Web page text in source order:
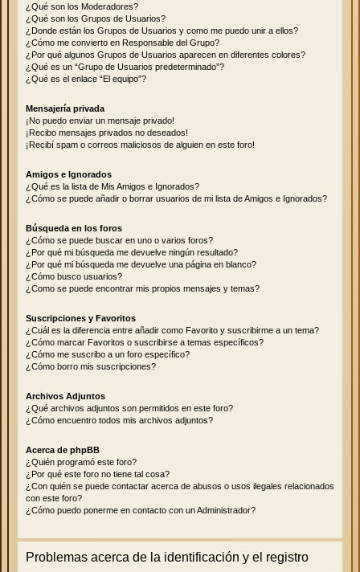
¿Qué son los Moderadores?
¿Qué son los Grupos de Usuarios?
¿Donde están los Grupos de Usuarios y como me puedo unir a ellos?
¿Cómo me convierto en Responsable del Grupo?
¿Por qué algunos Grupos de Usuarios aparecen en diferentes colores?
¿Qué es un “Grupo de Usuarios predeterminado”?
¿Qué es el enlace “El equipo”?
Mensajería privada
¡No puedo enviar un mensaje privado!
¡Recibo mensajes privados no deseados!
¡Recibí spam o correos maliciosos de alguien en este foro!
Amigos e Ignorados
¿Qué es la lista de Mis Amigos e Ignorados?
¿Cómo se puede añadir o borrar usuarios de mi lista de Amigos e Ignorados?
Búsqueda en los foros
¿Cómo se puede buscar en uno o varios foros?
¿Por qué mi búsqueda me devuelve ningún resultado?
¿Por qué mi búsqueda me devuelve una página en blanco?
¿Cómo busco usuarios?
¿Como se puede encontrar mis propios mensajes y temas?
Suscripciones y Favoritos
¿Cuál es la diferencia entre añadir como Favorito y suscribirme a un tema?
¿Cómo marcar Favoritos o suscribirse a temas específicos?
¿Cómo me suscribo a un foro específico?
¿Cómo borro mis suscripciones?
Archivos Adjuntos
¿Qué archivos adjuntos son permitidos en este foro?
¿Cómo encuentro todos mis archivos adjuntos?
Acerca de phpBB
¿Quién programó este foro?
¿Por qué este foro no tiene tal cosa?
¿Con quién se puede contactar acerca de abusos o usos ilegales relacionados
con este foro?
¿Cómo puedo ponerme en contacto con un Administrador?
Problemas acerca de la identificación y el registro